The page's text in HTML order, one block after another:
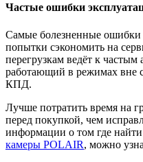
Частые ошибки
Самые болезненные
попытки сэкономить на
перегрузкам ведёт к частым
работающий в режимах вне
КПД.
Лучше потратить время на
перед покупкой, чем
информации о том где найти
камеры POLAIR, можно